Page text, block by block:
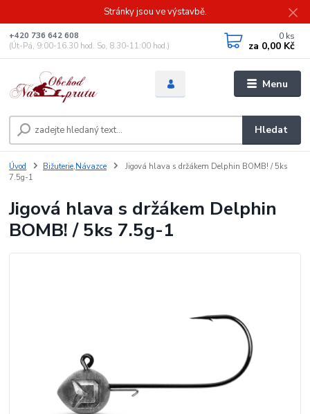
Stránky jsou ve výstavbě.
Menu
Hledat
+420 736 642 608
(Út-Pá, 9:00-16.30 hod. So, 8.30-11:00 hod.)
0 ks
za 0,00 Kč
Úvod Bižuterie,Návazce
Jigová hlava s držákem Delphin BOMB! / 5ks
7.5g-1
Jigová hlava s držákem Delphin
BOMB! / 5ks 7.5g-1